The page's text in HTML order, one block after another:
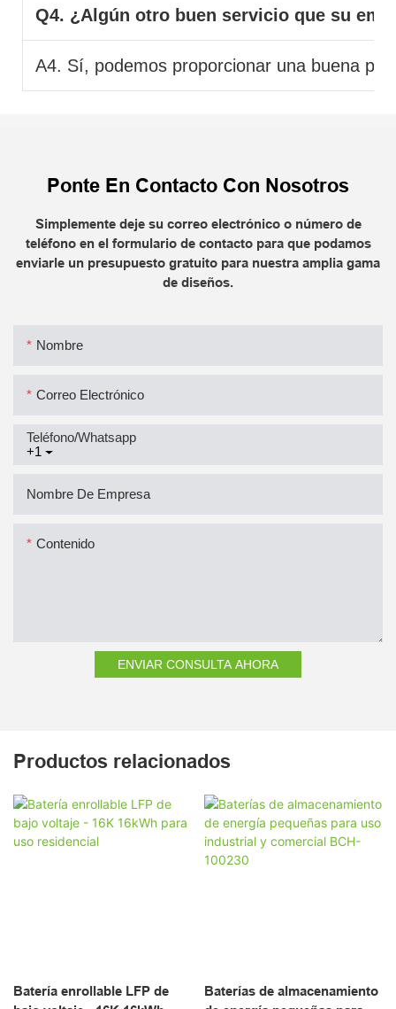
Q4. ¿Algún otro buen servicio que su
A4. Sí, podemos proporcionar una buena
Ponte En Contacto Con Nosotros
Simplemente deje su correo electrónico o número de
teléfono en el formulario de contacto para que podamos
enviarle un presupuesto gratuito para nuestra amplia gama
de diseños.
Nombre
Correo Electrónico
+1
Teléfono/whatsapp
Nombre De Empresa
Contenido
ENVIAR CONSULTA AHORA
Productos relacionados
Batería enrollable LFP de
Baterías de almacenamiento